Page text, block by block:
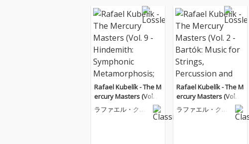
Rafael Kubelík - The M
ercury Masters (Vol. 9
- Hindemith: Symphoni
c Metamorphosis; Sch
ラファエル・クー
Rafael Kubelík - The M
ercury Masters (Vol. 2
- Bartók: Music for Stri
ngs, Percussion and C
ラファエル・クー